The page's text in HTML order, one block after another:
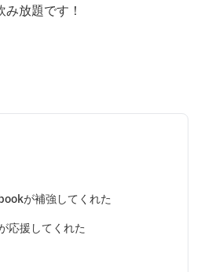
放題です！
が補強してくれた
応援してくれた